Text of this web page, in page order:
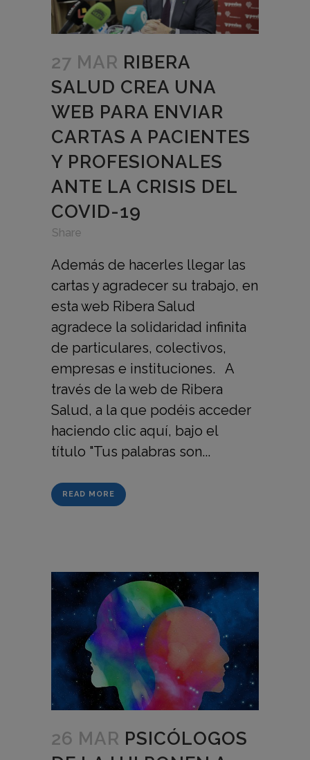
27 MAR RIBERA
SALUD CREA UNA
WEB PARA ENVIAR
CARTAS A PACIENTES
Y PROFESIONALES
ANTE LA CRISIS DEL
COVID-19
Share
Además de hacerles llegar las
cartas y agradecer su trabajo, en
esta web Ribera Salud
agradece la solidaridad infinita
de particulares, colectivos,
empresas e instituciones. A
través de la web de Ribera
Salud, a la que podéis acceder
haciendo clic aquí, bajo el
título "Tus palabras son...
READ MORE
26 MAR PSICÓLOGOS